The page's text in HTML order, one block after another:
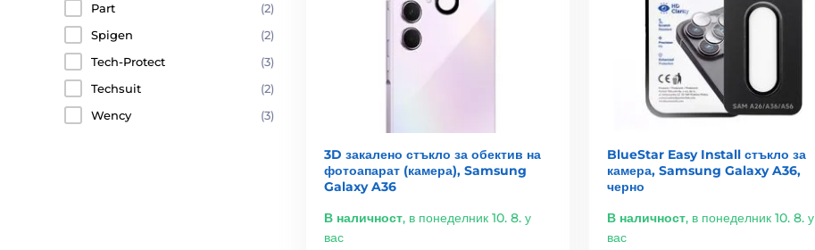
Part
(2)
Spigen
(2)
Tech-Protect
(3)
Techsuit
(2)
Wency
(3)
3D закалено стъкло за обектив на
фотоапарат (камера), Samsung
Galaxy A36
В наличност, в понеделник 10. 8. у
вас
BlueStar Easy Install стъкло за
камера, Samsung Galaxy A36,
черно
В наличност, в понеделник 10. 8. у
вас